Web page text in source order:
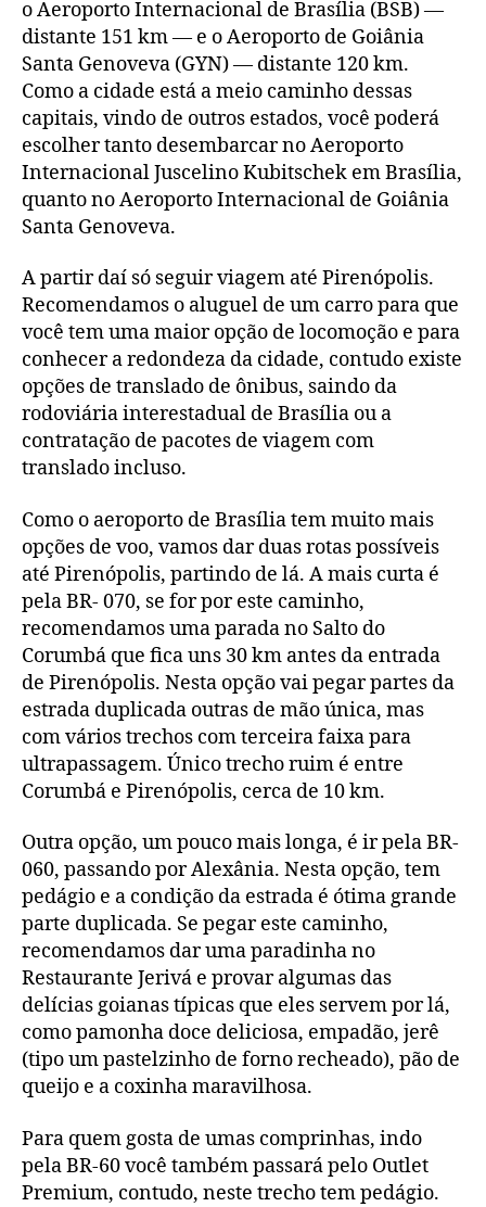
o Aeroporto Internacional de Brasília (BSB) —
distante 151 km — e o Aeroporto de Goiânia
Santa Genoveva (GYN) — distante 120 km.
Como a cidade está a meio caminho dessas
capitais, vindo de outros estados, você poderá
escolher tanto desembarcar no Aeroporto
Internacional Juscelino Kubitschek em Brasília,
quanto no Aeroporto Internacional de Goiânia
Santa Genoveva.
A partir daí só seguir viagem até Pirenópolis.
Recomendamos o aluguel de um carro para que
você tem uma maior opção de locomoção e para
conhecer a redondeza da cidade, contudo existe
opções de translado de ônibus, saindo da
rodoviária interestadual de Brasília ou a
contratação de pacotes de viagem com
translado incluso.
Como o aeroporto de Brasília tem muito mais
opções de voo, vamos dar duas rotas possíveis
até Pirenópolis, partindo de lá. A mais curta é
pela BR- 070, se for por este caminho,
recomendamos uma parada no Salto do
Corumbá que fica uns 30 km antes da entrada
de Pirenópolis. Nesta opção vai pegar partes da
estrada duplicada outras de mão única, mas
com vários trechos com terceira faixa para
ultrapassagem. Único trecho ruim é entre
Corumbá e Pirenópolis, cerca de 10 km.
Outra opção, um pouco mais longa, é ir pela BR-
060, passando por Alexânia. Nesta opção, tem
pedágio e a condição da estrada é ótima grande
parte duplicada. Se pegar este caminho,
recomendamos dar uma paradinha no
Restaurante Jerivá e provar algumas das
delícias goianas típicas que eles servem por lá,
como pamonha doce deliciosa, empadão, jerê
(tipo um pastelzinho de forno recheado), pão de
queijo e a coxinha maravilhosa.
Para quem gosta de umas comprinhas, indo
pela BR-60 você também passará pelo Outlet
Premium, contudo, neste trecho tem pedágio.